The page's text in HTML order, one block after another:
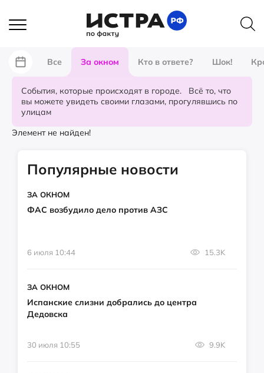
Все За окном Кто в ответе? Шок!
События, которые происходят в городе. Всё то, что
вы можете увидеть своими глазами, прогулявшись по
улицам
Элемент не найден!
Популярные новости
ЗА ОКНОМ
ФАС возбудило дело против АЗС
6 июля 10:44 15.3K
ЗА ОКНОМ
Испанские слизни добрались до центра
Дедовска
30 июля 10:55 9.9K